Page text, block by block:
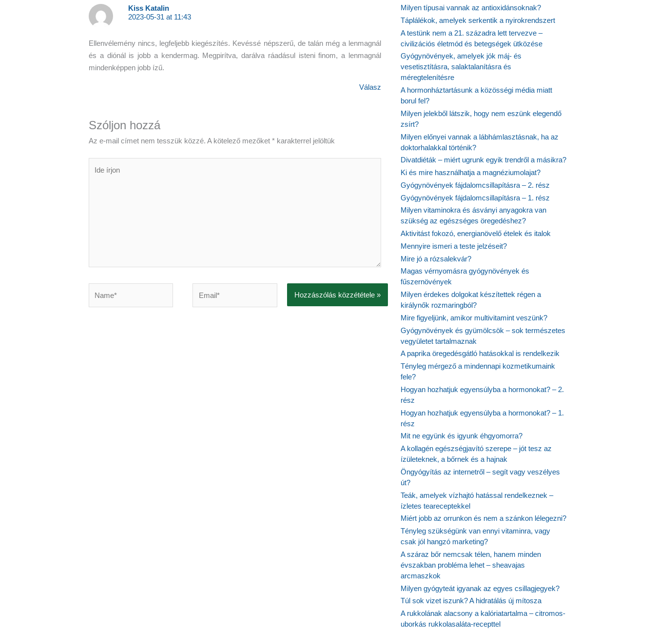
Kiss Katalin
2023-05-31 at 11:43
Ellenvélemény nincs, legfeljebb kiegészítés. Kevéssé népszerű, de talán még a lenmagnál
és a diónál is jobb a kendermag. Megpirítva, darálva ráadásul isteni finom, a lenmagnál
mindenképpen jobb ízű.
Válasz
Szóljon hozzá
Az e-mail címet nem tesszük közzé. A kötelező mezőket * karakterrel jelöltük
Milyen típusai vannak az antioxidánsoknak?
Táplálékok, amelyek serkentik a nyirokrendszert
A testünk nem a 21. századra lett tervezve –
civilizációs életmód és betegségek ütközése
Gyógynövények, amelyek jók máj- és
vesetisztításra, salaktalanításra és
méregtelenítésre
A hormonháztartásunk a közösségi média miatt
borul fel?
Milyen jelekből látszik, hogy nem eszünk elegendő
zsírt?
Milyen előnyei vannak a lábhámlasztásnak, ha az
doktorhalakkal történik?
Divatdiéták – miért ugrunk egyik trendről a másikra?
Ki és mire használhatja a magnéziumolajat?
Gyógynövények fájdalomcsillapításra – 2. rész
Gyógynövények fájdalomcsillapításra – 1. rész
Milyen vitaminokra és ásványi anyagokra van
szükség az egészséges öregedéshez?
Aktivitást fokozó, energianövelő ételek és italok
Mennyire ismeri a teste jelzéseit?
Mire jó a rózsalekvár?
Magas vérnyomásra gyógynövények és
fűszernövények
Milyen érdekes dolgokat készítettek régen a
királynők rozmaringból?
Mire figyeljünk, amikor multivitamint veszünk?
Gyógynövények és gyümölcsök – sok természetes
vegyületet tartalmaznak
A paprika öregedésgátló hatásokkal is rendelkezik
Tényleg mérgező a mindennapi kozmetikumaink
fele?
Hogyan hozhatjuk egyensúlyba a hormonokat? – 2.
rész
Hogyan hozhatjuk egyensúlyba a hormonokat? – 1.
rész
Mit ne együnk és igyunk éhgyomorra?
A kollagén egészségjavító szerepe – jót tesz az
ízületeknek, a bőrnek és a hajnak
Öngyógyítás az internetről – segít vagy veszélyes
út?
Teák, amelyek vízhajtó hatással rendelkeznek –
ízletes teareceptekkel
Miért jobb az orrunkon és nem a szánkon lélegezni?
Tényleg szükségünk van ennyi vitaminra, vagy
csak jól hangzó marketing?
A száraz bőr nemcsak télen, hanem minden
évszakban probléma lehet – sheavajas
arcmaszkok
Milyen gyógyteát igyanak az egyes csillagjegyek?
Túl sok vizet iszunk? A hidratálás új mítosza
A rukkolának alacsony a kalóriatartalma – citromos-
uborkás rukkolasaláta-recepttel